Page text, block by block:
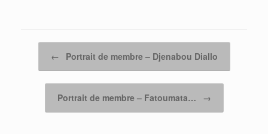
← Portrait de membre – Djenabou Diallo
Portrait de membre – Fatoumata… →